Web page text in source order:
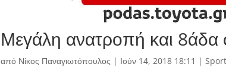
Μεγάλη ανατροπή και 8άδα
από Νίκος Παναγιωτόπουλος | Ιούν 14, 2018 18:11 |